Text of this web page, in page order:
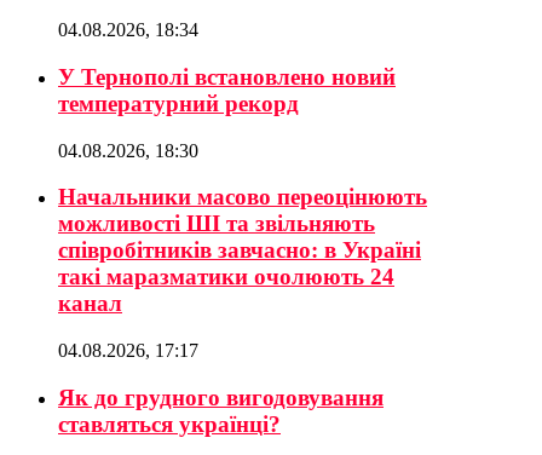
04.08.2026, 18:34
У Тернополі встановлено новий
температурний рекорд
04.08.2026, 18:30
Начальники масово переоцінюють
можливості ШІ та звільняють
співробітників завчасно: в Україні
такі маразматики очолюють 24
канал
04.08.2026, 17:17
Як до грудного вигодовування
ставляться українці?